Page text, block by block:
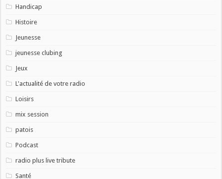
Handicap
Histoire
Jeunesse
jeunesse clubing
Jeux
L'actualité de votre radio
Loisirs
mix session
patois
Podcast
radio plus live tribute
Santé